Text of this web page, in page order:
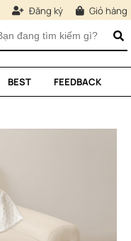
Đăng ký Giỏ hàng
BEST FEEDBACK